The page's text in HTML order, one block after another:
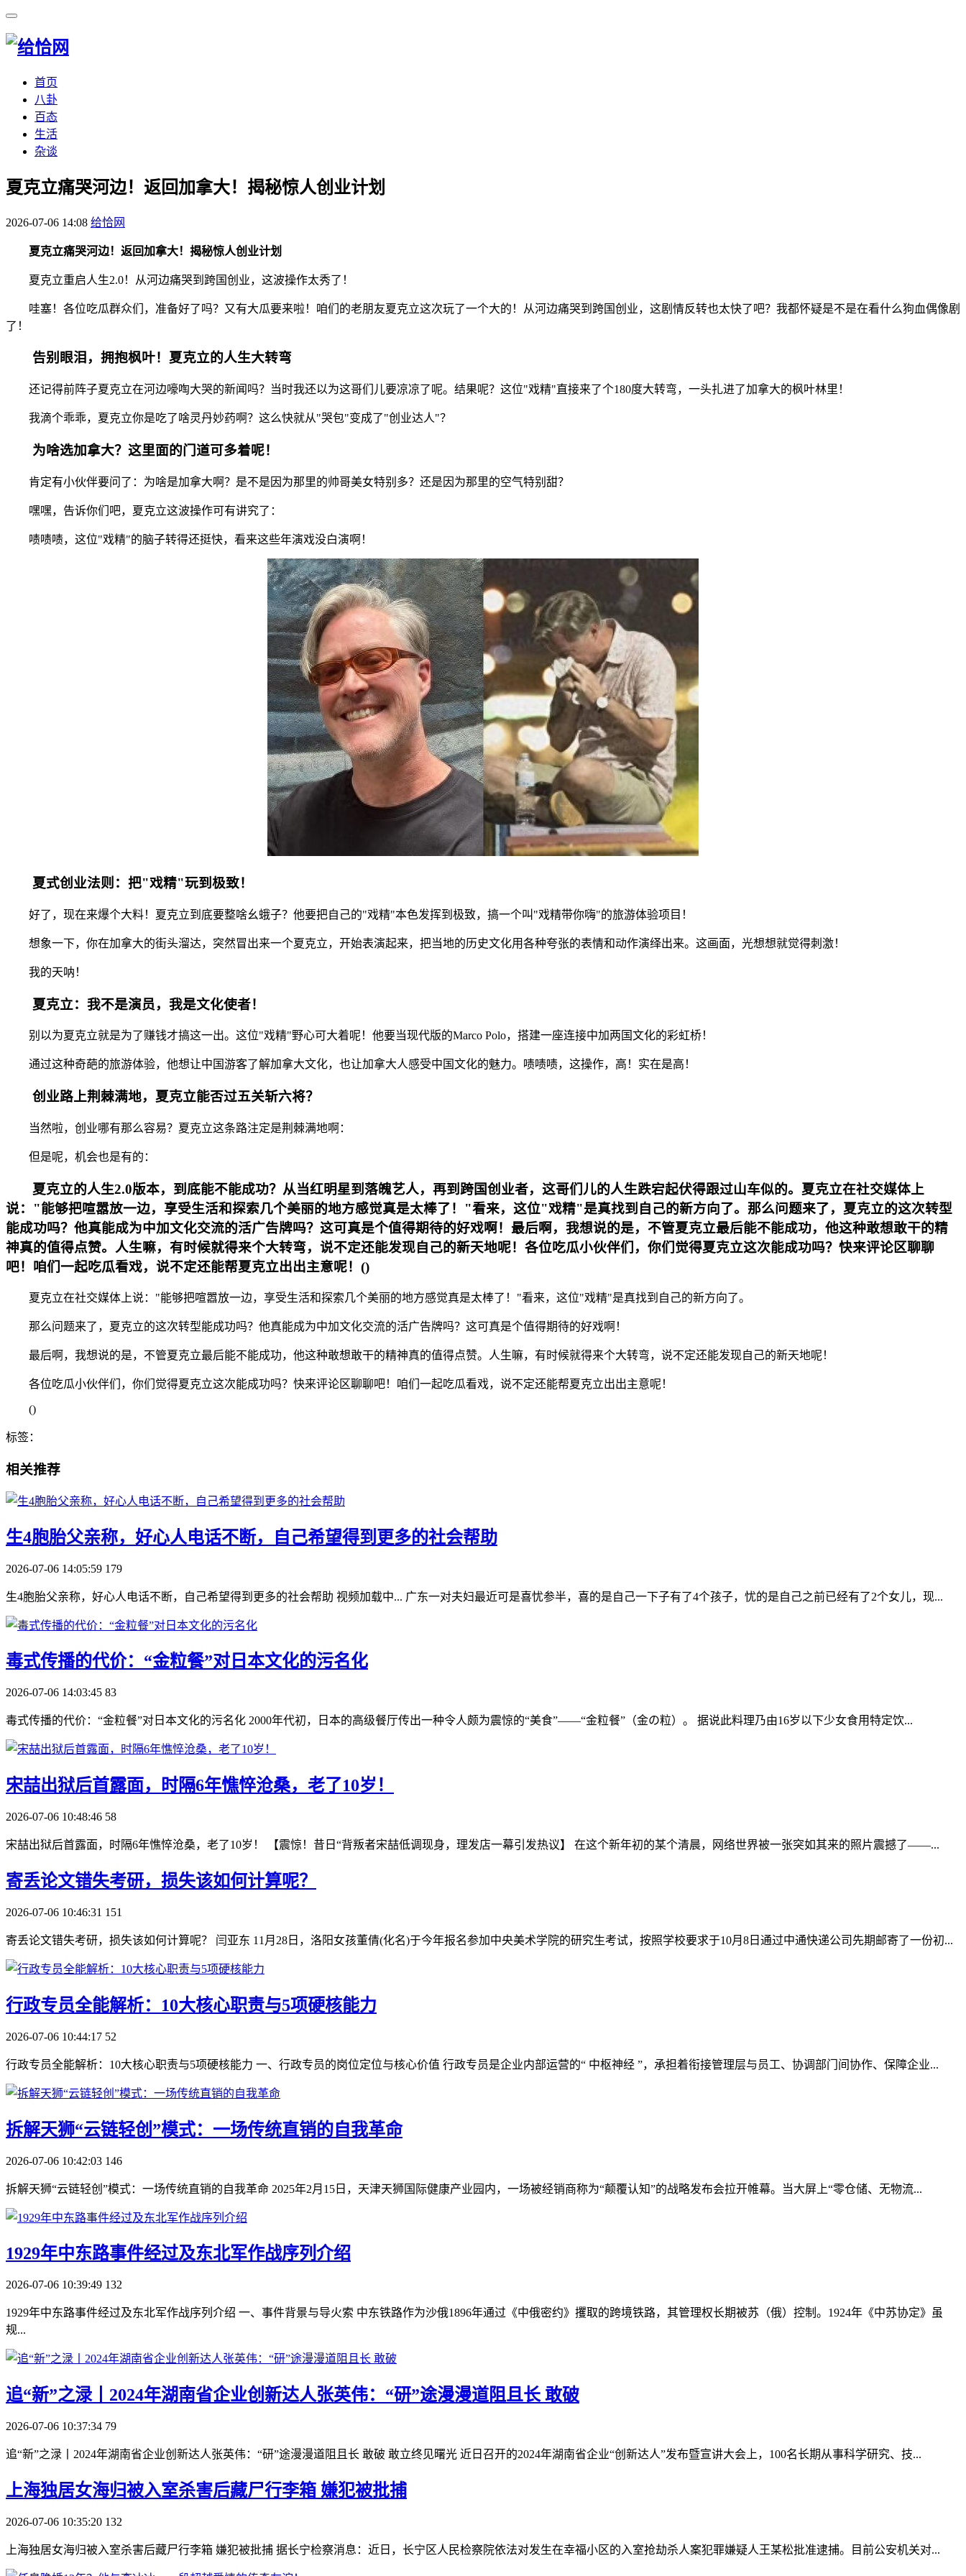
首页
八卦
百态
生活
杂谈
夏克立痛哭河边！返回加拿大！揭秘惊人创业计划
2026-07-06 14:08 给恰网
夏克立痛哭河边！返回加拿大！揭秘惊人创业计划
夏克立重启人生2.0！从河边痛哭到跨国创业，这波操作太秀了！
哇塞！各位吃瓜群众们，准备好了吗？又有大瓜要来啦！咱们的老朋友夏克立这次玩了一个大的！从河边痛哭到跨国创业，这剧情反转也太快了吧？我都怀疑是不是在看什么狗血偶像剧
了！
告别眼泪，拥抱枫叶！夏克立的人生大转弯
还记得前阵子夏克立在河边嚎啕大哭的新闻吗？当时我还以为这哥们儿要凉凉了呢。结果呢？这位"戏精"直接来了个180度大转弯，一头扎进了加拿大的枫叶林里！
我滴个乖乖，夏克立你是吃了啥灵丹妙药啊？这么快就从"哭包"变成了"创业达人"？
为啥选加拿大？这里面的门道可多着呢！
肯定有小伙伴要问了：为啥是加拿大啊？是不是因为那里的帅哥美女特别多？还是因为那里的空气特别甜？
嘿嘿，告诉你们吧，夏克立这波操作可有讲究了：
啧啧啧，这位"戏精"的脑子转得还挺快，看来这些年演戏没白演啊！
夏式创业法则：把"戏精"玩到极致！
好了，现在来爆个大料！夏克立到底要整啥幺蛾子？他要把自己的"戏精"本色发挥到极致，搞一个叫"戏精带你嗨"的旅游体验项目！
想象一下，你在加拿大的街头溜达，突然冒出来一个夏克立，开始表演起来，把当地的历史文化用各种夸张的表情和动作演绎出来。这画面，光想想就觉得刺激！
我的天呐！
夏克立：我不是演员，我是文化使者！
别以为夏克立就是为了赚钱才搞这一出。这位"戏精"野心可大着呢！他要当现代版的Marco Polo，搭建一座连接中加两国文化的彩虹桥！
通过这种奇葩的旅游体验，他想让中国游客了解加拿大文化，也让加拿大人感受中国文化的魅力。啧啧啧，这操作，高！实在是高！
创业路上荆棘满地，夏克立能否过五关斩六将？
当然啦，创业哪有那么容易？夏克立这条路注定是荆棘满地啊：
但是呢，机会也是有的：
夏克立的人生2.0版本，到底能不能成功？从当红明星到落魄艺人，再到跨国创业者，这哥们儿的人生跌宕起伏得跟过山车似的。夏克立在社交媒体上
说："能够把喧嚣放一边，享受生活和探索几个美丽的地方感觉真是太棒了！"看来，这位"戏精"是真找到自己的新方向了。那么问题来了，夏克立的这次转型
能成功吗？他真能成为中加文化交流的活广告牌吗？这可真是个值得期待的好戏啊！最后啊，我想说的是，不管夏克立最后能不能成功，他这种敢想敢干的精
神真的值得点赞。人生嘛，有时候就得来个大转弯，说不定还能发现自己的新天地呢！各位吃瓜小伙伴们，你们觉得夏克立这次能成功吗？快来评论区聊聊
吧！咱们一起吃瓜看戏，说不定还能帮夏克立出出主意呢！()
夏克立在社交媒体上说："能够把喧嚣放一边，享受生活和探索几个美丽的地方感觉真是太棒了！"看来，这位"戏精"是真找到自己的新方向了。
那么问题来了，夏克立的这次转型能成功吗？他真能成为中加文化交流的活广告牌吗？这可真是个值得期待的好戏啊！
最后啊，我想说的是，不管夏克立最后能不能成功，他这种敢想敢干的精神真的值得点赞。人生嘛，有时候就得来个大转弯，说不定还能发现自己的新天地呢！
各位吃瓜小伙伴们，你们觉得夏克立这次能成功吗？快来评论区聊聊吧！咱们一起吃瓜看戏，说不定还能帮夏克立出出主意呢！
()
标签：
相关推荐
生4胞胎父亲称，好心人电话不断，自己希望得到更多的社会帮助
2026-07-06 14:05:59 179
生4胞胎父亲称，好心人电话不断，自己希望得到更多的社会帮助 视频加载中... 广东一对夫妇最近可是喜忧参半，喜的是自己一下子有了4个孩子，忧的是自己之前已经有了2个女儿，现...
​毒式传播的代价：“金粒餐”对日本文化的污名化
2026-07-06 14:03:45 83
毒式传播的代价：“金粒餐”对日本文化的污名化 2000年代初，日本的高级餐厅传出一种令人颇为震惊的“美食”——“金粒餐”（金の粒）。 据说此料理乃由16岁以下少女食用特定饮...
​宋喆出狱后首露面，时隔6年憔悴沧桑，老了10岁！
2026-07-06 10:48:46 58
宋喆出狱后首露面，时隔6年憔悴沧桑，老了10岁！ 【震惊！昔日“背叛者宋喆低调现身，理发店一幕引发热议】 在这个新年初的某个清晨，网络世界被一张突如其来的照片震撼了——...
​寄丢论文错失考研，损失该如何计算呢？
2026-07-06 10:46:31 151
寄丢论文错失考研，损失该如何计算呢？ 闫亚东 11月28日，洛阳女孩董倩(化名)于今年报名参加中央美术学院的研究生考试，按照学校要求于10月8日通过中通快递公司先期邮寄了一份初...
​行政专员全能解析：10大核心职责与5项硬核能力
2026-07-06 10:44:17 52
行政专员全能解析：10大核心职责与5项硬核能力 一、行政专员的岗位定位与核心价值 行政专员是企业内部运营的“ 中枢神经 ”，承担着衔接管理层与员工、协调部门间协作、保障企业...
​拆解天狮“云链轻创”模式：一场传统直销的自我革命
2026-07-06 10:42:03 146
拆解天狮“云链轻创”模式：一场传统直销的自我革命 2025年2月15日，天津天狮国际健康产业园内，一场被经销商称为“颠覆认知”的战略发布会拉开帷幕。当大屏上“零仓储、无物流...
​1929年中东路事件经过及东北军作战序列介绍
2026-07-06 10:39:49 132
1929年中东路事件经过及东北军作战序列介绍 一、事件背景与导火索 中东铁路作为沙俄1896年通过《中俄密约》攫取的跨境铁路，其管理权长期被苏（俄）控制。1924年《中苏协定》虽
规...
​追“新”之渌丨2024年湖南省企业创新达人张英伟：“研”途漫漫道阻且长 敢破
2026-07-06 10:37:34 79
追“新”之渌丨2024年湖南省企业创新达人张英伟：“研”途漫漫道阻且长 敢破 敢立终见曙光 近日召开的2024年湖南省企业“创新达人”发布暨宣讲大会上，100名长期从事科学研究、技...
​上海独居女海归被入室杀害后藏尸行李箱 嫌犯被批捕
2026-07-06 10:35:20 132
上海独居女海归被入室杀害后藏尸行李箱 嫌犯被批捕 据长宁检察消息：近日，长宁区人民检察院依法对发生在幸福小区的入室抢劫杀人案犯罪嫌疑人王某松批准逮捕。目前公安机关对...